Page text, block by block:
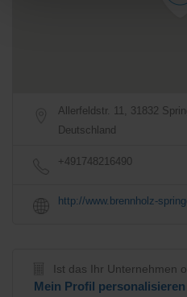
Allerfeldstr. 11, 31832
Deutschland
+491748216490
http://www.brennholz-
Ist das Ihr Unternehmen
Mein Profil personalisieren